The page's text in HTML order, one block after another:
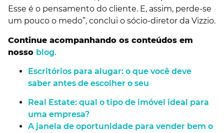
Esse é o pensamento do cliente. E, assim, perde-se
um pouco o medo”, conclui o sócio-diretor da Vizzio.
Continue acompanhando os conteúdos em
nosso blog.
Escritórios para alugar: o que você deve
saber antes de escolher o seu
Real Estate: qual o tipo de imóvel ideal para
uma empresa?
A janela de oportunidade para vender bem o